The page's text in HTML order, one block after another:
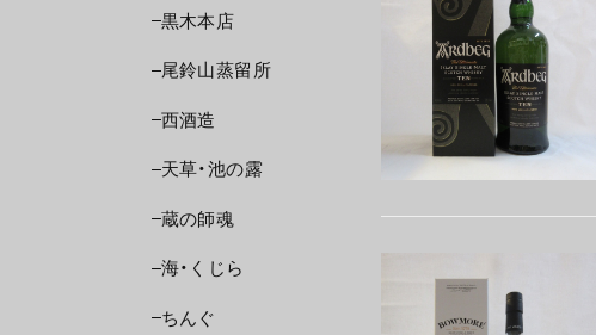
黒木本店
尾鈴山蒸留所
西酒造
天草・池の露
蔵の師魂
海・くじら
ちんぐ